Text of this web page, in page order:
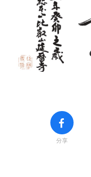
分享